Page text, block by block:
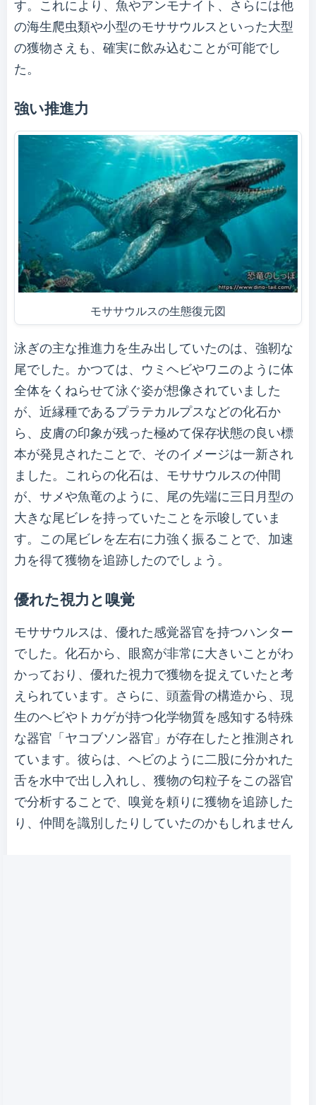
す。これにより、魚やアンモナイト、さらには他
の海生爬虫類や小型のモササウルスといった大型
の獲物さえも、確実に飲み込むことが可能でし
た。
強い推進力
モササウルスの生態復元図
泳ぎの主な推進力を生み出していたのは、強靭な
尾でした。かつては、ウミヘビやワニのように体
全体をくねらせて泳ぐ姿が想像されていました
が、近縁種であるプラテカルプスなどの化石か
ら、皮膚の印象が残った極めて保存状態の良い標
本が発見されたことで、そのイメージは一新され
ました。これらの化石は、モササウルスの仲間
が、サメや魚竜のように、尾の先端に三日月型の
大きな尾ビレを持っていたことを示唆していま
す。この尾ビレを左右に力強く振ることで、加速
力を得て獲物を追跡したのでしょう。
優れた視力と嗅覚
モササウルスは、優れた感覚器官を持つハンター
でした。化石から、眼窩が非常に大きいことがわ
かっており、優れた視力で獲物を捉えていたと考
えられています。さらに、頭蓋骨の構造から、現
生のヘビやトカゲが持つ化学物質を感知する特殊
な器官「ヤコブソン器官」が存在したと推測され
ています。彼らは、ヘビのように二股に分かれた
舌を水中で出し入れし、獲物の匂粒子をこの器官
で分析することで、嗅覚を頼りに獲物を追跡した
り、仲間を識別したりしていたのかもしれません